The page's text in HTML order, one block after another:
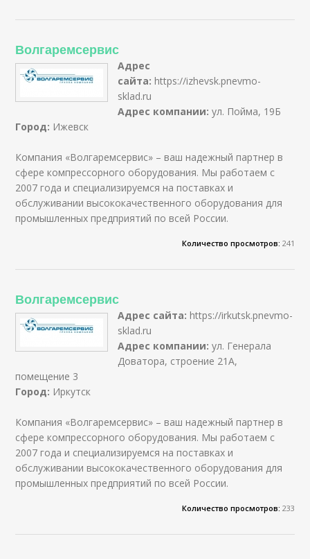
Волгаремсервис
Адрес
сайта: https://izhevsk.pnevmo-
sklad.ru
Адрес компании:ул. Пойма, 19Б
Город: Ижевск
Компания «Волгаремсервис» – ваш надежный партнер в
сфере компрессорного оборудования. Мы работаем с
2007 года и специализируемся на поставках и
обслуживании высококачественного оборудования для
промышленных предприятий по всей России.
Количество просмотров: 241
Волгаремсервис
Адрес сайта: https://irkutsk.pnevmo-
sklad.ru
Адрес компании:ул. Генерала
Доватора, строение 21А,
помещение 3
Город: Иркутск
Компания «Волгаремсервис» – ваш надежный партнер в
сфере компрессорного оборудования. Мы работаем с
2007 года и специализируемся на поставках и
обслуживании высококачественного оборудования для
промышленных предприятий по всей России.
Количество просмотров: 233